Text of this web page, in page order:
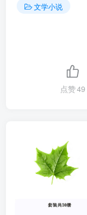
文学小说
点赞49